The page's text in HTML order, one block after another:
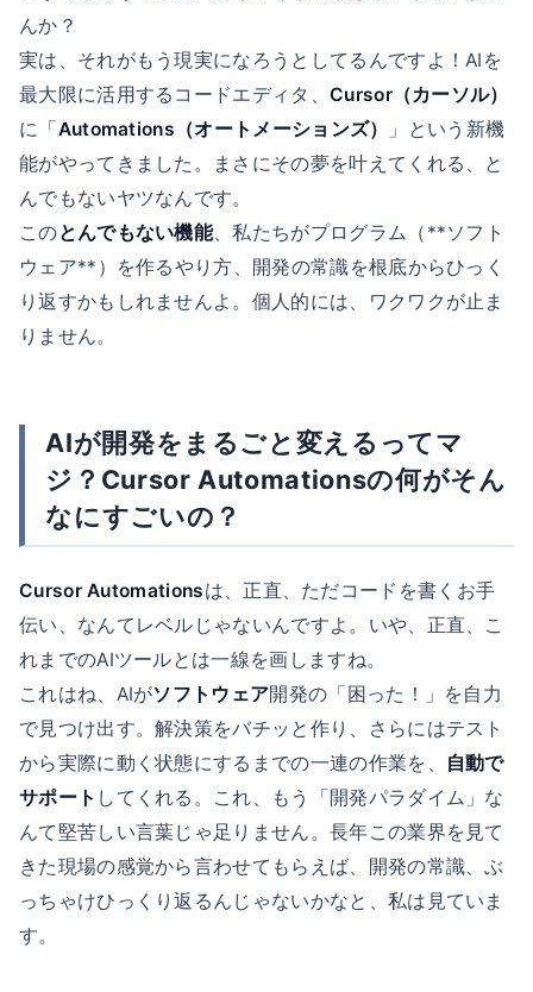
んか？
実は、それがもう現実になろうとしてるんですよ！AIを
最大限に活用するコードエディタ、 Cursor（カーソル）
に「Automations（オートメーションズ）
」という新機
能がやってきました。まさにその夢を叶えてくれる、と
んでもないヤツなんです。
このとんでもない機能、私たちがプログラム（**ソフト
ウェア**）を作るやり方、開発の常識を根底からひっく
り返すかもしれませんよ。個人的には、ワクワクが止ま
りません。
AIが開発をまるごと変えるってマ
ジ？Cursor Automationsの何がそん
なにすごいの？
Cursor Automationsは、正直、ただコードを書くお手
伝い、なんてレベルじゃないんですよ。いや、正直、こ
れまでのAIツールとは一線を画しますね。
これはね、AIがソフトウェア開発の「困った！」を自力
で見つけ出す。解決策をバチッと作り、さらにはテスト
から実際に動く状態にするまでの一連の作業を、
自動で
サポート してくれる。これ、もう「開発パラダイム」な
んて堅苦しい言葉じゃ足りません。長年この業界を見て
きた現場の感覚から言わせてもらえば、開発の常識、ぶ
っちゃけひっくり返るんじゃないかなと、私は見ていま
す。